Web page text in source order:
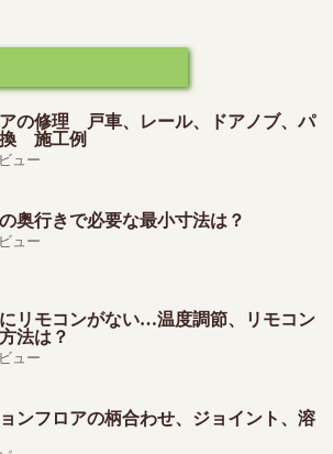
の修理 戸車、レール、ドアノブ、パ
施工例
ュー
の奥行きで必要な最小寸法は？
ュー
リモコンがない…温度調節、リモコン
法は？
ュー
ンフロアの柄合わせ、ジョイント、溶